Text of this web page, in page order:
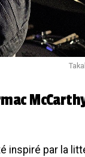
inspiré par la